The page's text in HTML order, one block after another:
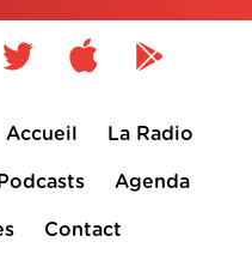
Accueil La Radio
Podcasts Agenda
Contact